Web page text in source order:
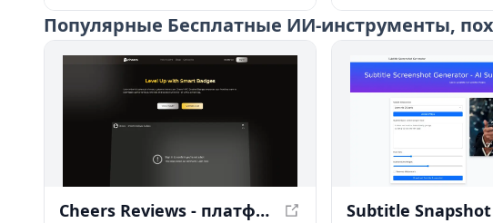
ваших постах и рекламных
объявлениях Facebook и Instagram с
помощью CommentGuard, единой
платформы для управления
комментариями.
стратегию до
считанные минуты,
деньги. Он предлагает
инструментов для
идеальных профилей
генерации
контента, анализа
страниц и многое
Популярные Бесплатные ИИ-инструменты,
Cheers Reviews - платформа для сбора отзывов клиентов с поддержкой NFC